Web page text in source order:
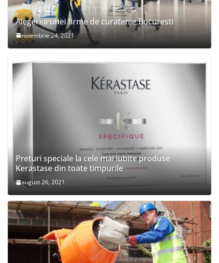
Alegerea unei firme de curatenie Bucuresti
noiembrie 24, 2021
Preturi speciale la cele mai iubite produse
Kerastase din toate timpurile
august 26, 2021